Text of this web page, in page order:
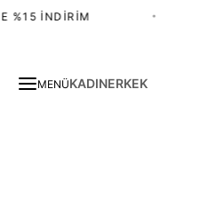
%15 İNDIRIM
MENÜKADINERKEK